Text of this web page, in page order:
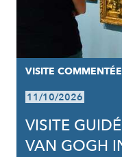
VISITE COMMENTÉE
11/10/2026
VISITE
VAN GOGH